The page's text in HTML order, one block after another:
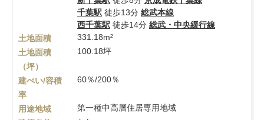
千葉駅 徒歩13分 総武本線
西千葉駅 徒歩14分 総武・中央緩行線
土地面積
331.18m²
土地面積
（坪）
100.18坪
建ぺい/容積
率
60％/200％
用途地域
第一種中高層住居専用地域